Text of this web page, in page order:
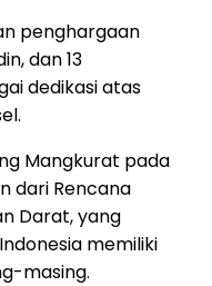
penghargaan
dan 13
dedikasi atas
Mangkurat pada
dari Rencana
Darat, yang
memiliki
masing.